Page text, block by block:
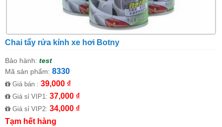
Chai tẩy rửa kính xe hơi Botny
Bảo hành: test
Mã sản phẩm: 8330
Giá bán : 39,000 ₫
Giá sỉ VIP1: 37,000 ₫
Giá sỉ VIP2: 34,000 ₫
Tạm hết hàng